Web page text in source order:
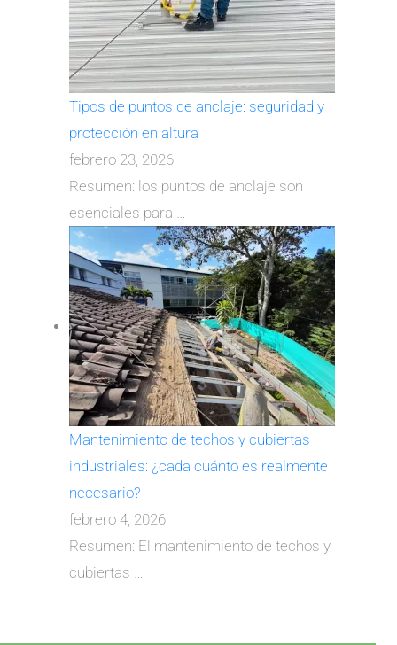
Tipos de puntos de anclaje: seguridad y
protección en altura
febrero 23, 2026
Resumen: los puntos de anclaje son
esenciales para …
Mantenimiento de techos y cubiertas
industriales: ¿cada cuánto es realmente
necesario?
febrero 4, 2026
Resumen: El mantenimiento de techos y
cubiertas …